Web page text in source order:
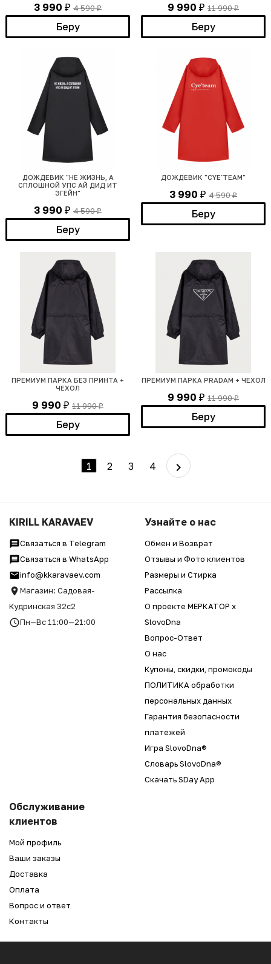
3 990 ₽ 4 590₽
Беру
9 990 ₽ 11 990₽
Беру
ДОЖДЕВИК "НЕ ЖИЗНЬ, А
СПЛОШНОЙ УПС АЙ ДИД ИТ
ЭГЕЙН"
3 990 ₽ 4 590₽
Беру
ДОЖДЕВИК "CYE`TEAM"
3 990 ₽ 4 590₽
Беру
ПРЕМИУМ ПАРКА БЕЗ ПРИНТА +
ЧЕХОЛ
9 990 ₽ 11 990₽
Беру
ПРЕМИУМ ПАРКА PRADAM + ЧЕХОЛ
9 990 ₽ 11 990₽
Беру
1 2 3 4
KIRILL KARAVAEV
Связаться в Telegram
Связаться в WhatsApp
info@kkaravaev.com
Магазин: Садовая-
Кудринская 32с2
Пн—Вс 11:00—21:00
Узнайте о нас
Обмен и Возврат
Отзывы и Фото клиентов
Размеры и Стирка
Рассылка
О проекте МЕРКАТОР x
SlovoDna
Вопрос-Ответ
О нас
Купоны, скидки, промокоды
ПОЛИТИКА обработки
персональных данных
Гарантия безопасности
платежей
Игра SlovoDna®
Словарь SlovoDna®
Скачать SDay App
Обслуживание
клиентов
Мой профиль
Ваши заказы
Доставка
Оплата
Вопрос и ответ
Контакты